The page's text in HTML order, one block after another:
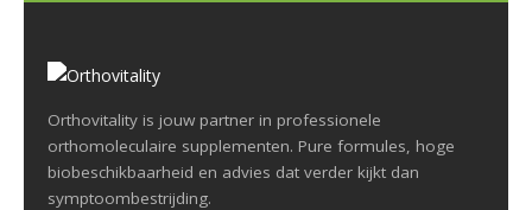
Orthovitality is jouw partner in professionele
orthomoleculaire supplementen. Pure formules, hoge
biobeschikbaarheid en advies dat verder kijkt dan
symptoombestrijding.